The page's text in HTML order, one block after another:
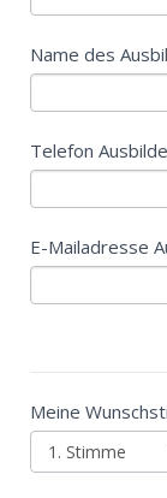
Name des
Telefon
E-Mailadresse
Meine